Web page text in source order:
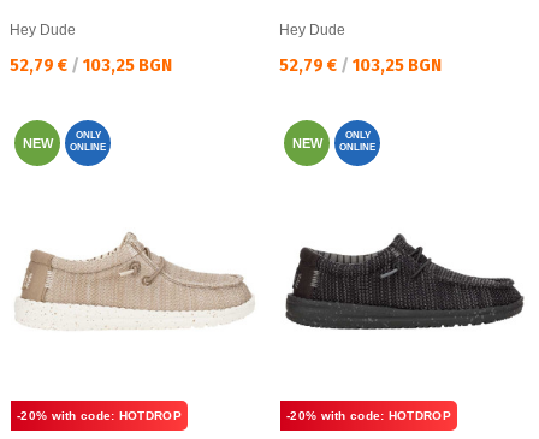
Hey Dude
Текуща цена:
52,79 € / 103,25 BGN
Hey Dude
Текуща цена:
52,79 € / 103,25 BGN
NEW
ONLY
ONLINE
-20% with code: HOTDROP
NEW
ONLY
ONLINE
-20% with code: HOTDROP